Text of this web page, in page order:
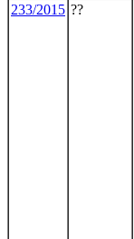
233/2015 ??